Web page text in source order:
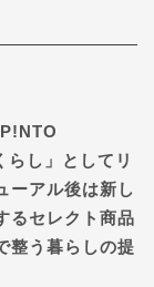
し」としてリ
ーアル後は新し
るセレクト商品
整う暮らしの提